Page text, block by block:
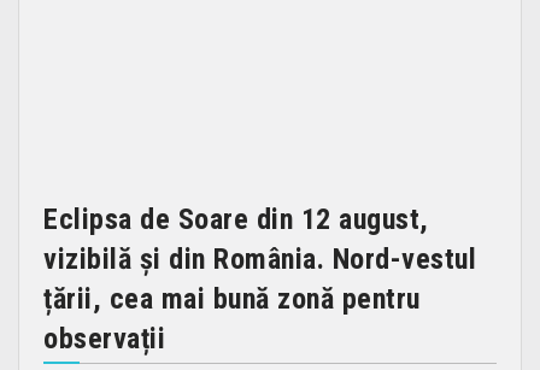
Eclipsa de Soare din 12 august,
vizibilă și din România. Nord-vestul
țării, cea mai bună zonă pentru
observații